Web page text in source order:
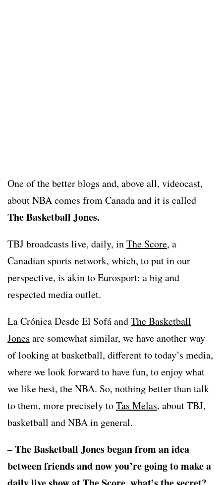
One of the better blogs and, above all, videocast,
about NBA comes from Canada and it is called
The Basketball Jones.
TBJ broadcasts live, daily, inThe Score, a
Canadian sports network, which, to put in our
perspective, is akin to Eurosport: a big and
respected media outlet.
La Crónica Desde El Sofá andThe Basketball
Jones are somewhat similar, we have another way
of looking at basketball, different to today’s media,
where we look forward to have fun, to enjoy what
we like best, the NBA. So, nothing better than talk
to them, more precisely toTas Melas, about TBJ,
basketball and NBA in general.
– The Basketball Jones began from an idea
between friends and now you’re going to make a